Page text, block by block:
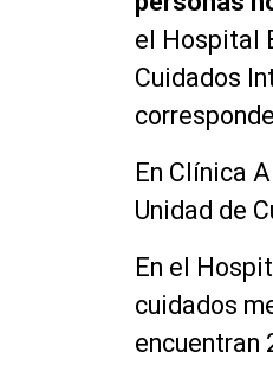
el Hospital
Cuidados
En Clínica
Unidad de
En el
cuidados
encuentran